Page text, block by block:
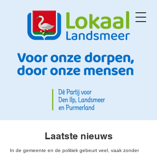
Laatste nieuws
In de gemeente en de politiek gebeurt veel, vaak zonder